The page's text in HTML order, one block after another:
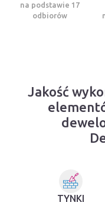
na podstawie 17
odbiorów
Jakość
TYNKI